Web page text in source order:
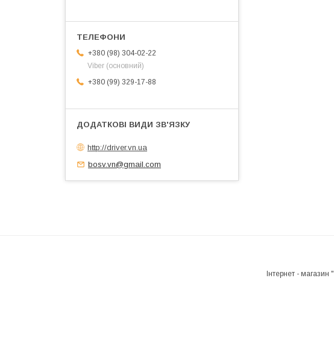
+380 (98) 304-02-22
Viber (основний)
+380 (99) 329-17-88
http://driver.vn.ua
bosv.vn@gmail.com